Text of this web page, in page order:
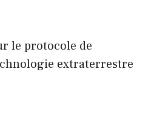
le protocole de
extraterrestre